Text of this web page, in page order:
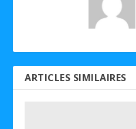
ARTICLES SIMILAIRES